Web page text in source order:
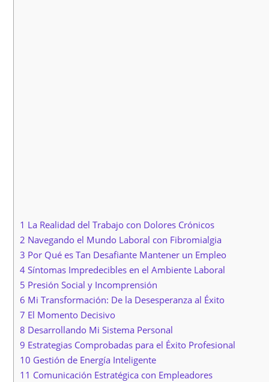
1 La Realidad del Trabajo con Dolores Crónicos
2 Navegando el Mundo Laboral con Fibromialgia
3 Por Qué es Tan Desafiante Mantener un Empleo
4 Síntomas Impredecibles en el Ambiente Laboral
5 Presión Social y Incomprensión
6 Mi Transformación: De la Desesperanza al Éxito
7 El Momento Decisivo
8 Desarrollando Mi Sistema Personal
9 Estrategias Comprobadas para el Éxito Profesional
10 Gestión de Energía Inteligente
11 Comunicación Estratégica con Empleadores